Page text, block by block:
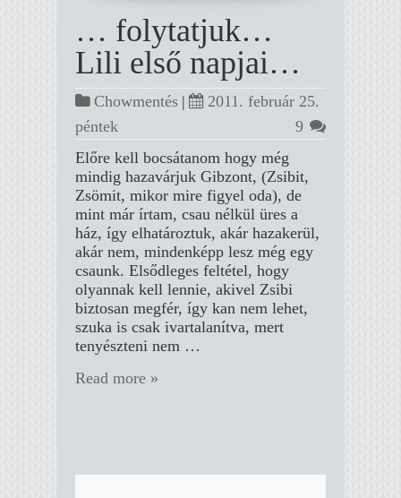
… folytatjuk…
Lili első napjai…
Chowmentés |
2011. február 25.
péntek
9
Előre kell bocsátanom hogy még
mindig hazavárjuk Gibzont, (Zsibit,
Zsömit, mikor mire figyel oda), de
mint már írtam, csau nélkül üres a
ház, így elhatároztuk, akár hazakerül,
akár nem, mindenképp lesz még egy
csaunk. Elsődleges feltétel, hogy
olyannak kell lennie, akivel Zsibi
biztosan megfér, így kan nem lehet,
szuka is csak ivartalanítva, mert
tenyészteni nem …
Read more »